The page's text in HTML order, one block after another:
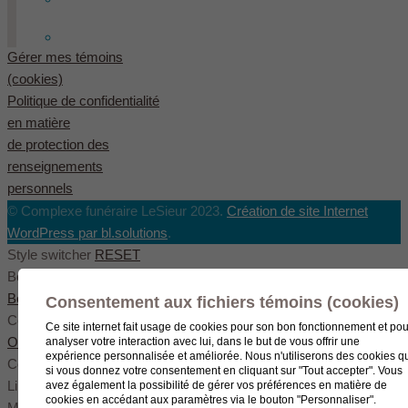
Gérer mes témoins
(cookies)
Politique de confidentialité
en matière
de protection des
renseignements
personnels
© Complexe funéraire LeSieur 2023. Création de site Internet
WordPress par bl.solutions.
Style switcher RESET
Body styles
Boxed
Wide Fullwide
Color scheme
Original Blue Green
Color settings
Link color
Consentement aux fichiers témoins (cookies)
Ce site internet fait usage de cookies pour son bon fonctionnement et
analyser votre interaction avec lui, dans le but de vous offrir une
expérience personnalisée et améliorée. Nous n'utiliserons des cookies
si vous donnez votre consentement en cliquant sur "Tout accepter". Vous
avez également la possibilité de gérer vos préférences en matière de
cookies en accédant aux paramètres via le bouton "Personnaliser".